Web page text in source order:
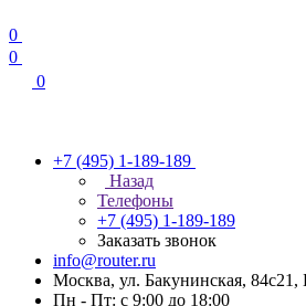
0
0
0
+7 (495) 1-189-189
Назад
Телефоны
+7 (495) 1-189-189
Заказать звонок
info@router.ru
Москва, ул. Бакунинская,
Пн - Пт: с 9:00 до 18:00